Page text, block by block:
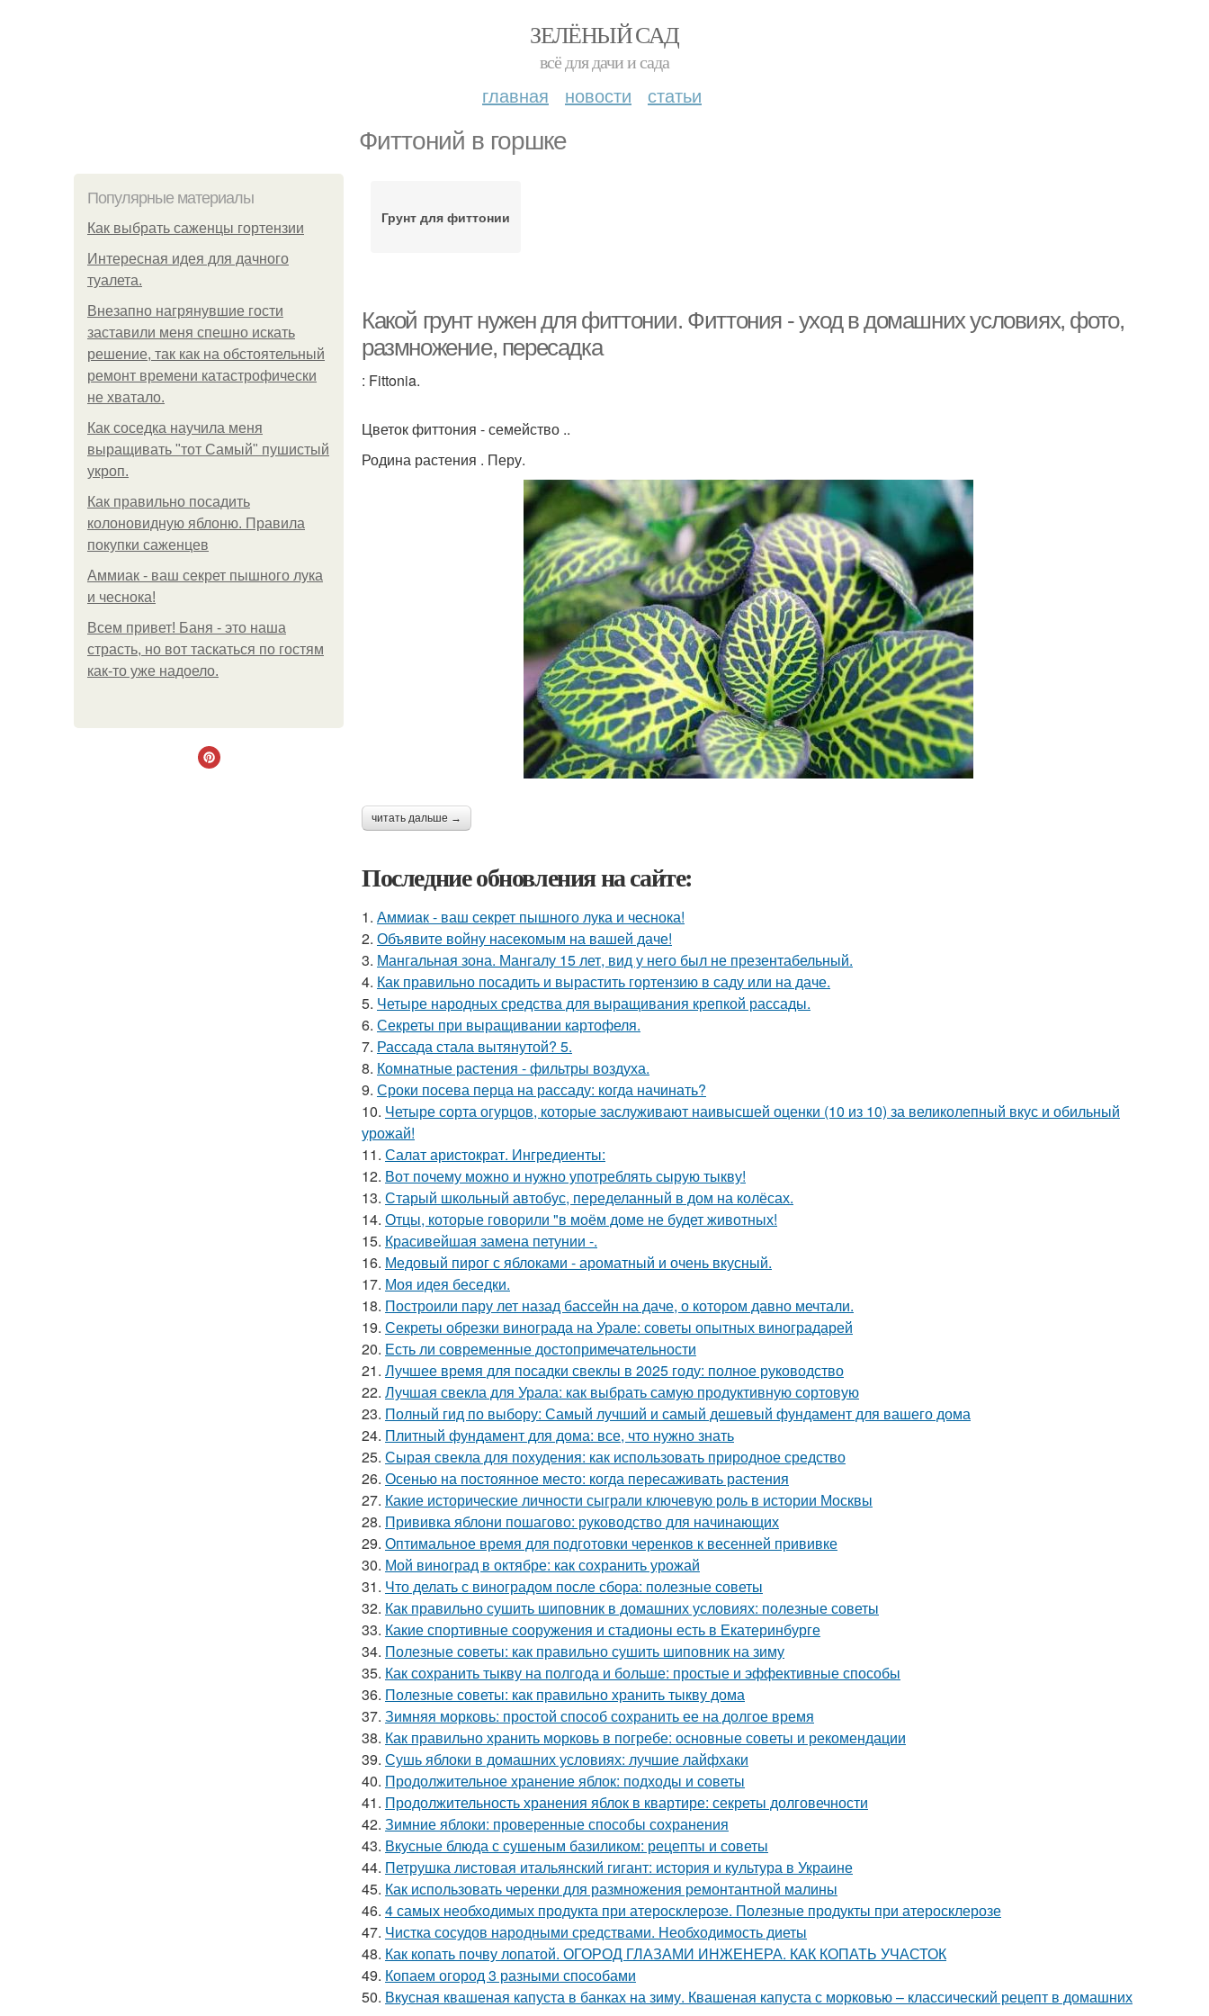
ЗЕЛЁНЫЙ САД
всё для дачи и сада
главная новости статьи
Фиттоний в горшке
Популярные материалы
Как выбрать саженцы гортензии
Интересная идея для дачного
туалета.
Внезапно нагрянувшие гости
заставили меня спешно искать
решение, так как на обстоятельный
ремонт времени катастрофически
не хватало.
Как соседка научила меня
выращивать "тот Самый" пушистый
укроп.
Как правильно посадить
колоновидную яблоню. Правила
покупки саженцев
Аммиак - ваш секрет пышного лука
и чеснока!
Всем привет! Баня - это наша
страсть, но вот таскаться по гостям
как-то уже надоело.
Грунт для фиттонии
Какой грунт нужен для фиттонии. Фиттония - уход в домашних условиях, фото,
размножение, пересадка
: Fittonia.
Цветок фиттония - семейство ..
Родина растения . Перу.
читать дальше →
Последние обновления на сайте:
1. Аммиак - ваш секрет пышного лука и чеснока!
2. Объявите войну насекомым на вашей даче!
3. Мангальная зона. Мангалу 15 лет, вид у него был не презентабельный.
4. Как правильно посадить и вырастить гортензию в саду или на даче.
5. Четыре народных средства для выращивания крепкой рассады.
6. Секреты при выращивании картофеля.
7. Рассада стала вытянутой? 5.
8. Комнатные растения - фильтры воздуха.
9. Сроки посева перца на рассаду: когда начинать?
10. Четыре сорта огурцов, которые заслуживают наивысшей оценки (10 из 10) за великолепный вкус и обильный
урожай!
11. Салат аристократ. Ингредиенты:
12. Вот почему можно и нужно употреблять сырую тыкву!
13. Старый школьный автобус, переделанный в дом на колёсах.
14. Отцы, которые говорили "в моём доме не будет животных!
15. Красивейшая замена петунии -.
16. Медовый пирог с яблоками - ароматный и очень вкусный.
17. Моя идея беседки.
18. Построили пару лет назад бассейн на даче, о котором давно мечтали.
19. Секреты обрезки винограда на Урале: советы опытных виноградарей
20. Есть ли современные достопримечательности
21. Лучшее время для посадки свеклы в 2025 году: полное руководство
22. Лучшая свекла для Урала: как выбрать самую продуктивную сортовую
23. Полный гид по выбору: Самый лучший и самый дешевый фундамент для вашего дома
24. Плитный фундамент для дома: все, что нужно знать
25. Сырая свекла для похудения: как использовать природное средство
26. Осенью на постоянное место: когда пересаживать растения
27. Какие исторические личности сыграли ключевую роль в истории Москвы
28. Прививка яблони пошагово: руководство для начинающих
29. Оптимальное время для подготовки черенков к весенней прививке
30. Мой виноград в октябре: как сохранить урожай
31. Что делать с виноградом после сбора: полезные советы
32. Как правильно сушить шиповник в домашних условиях: полезные советы
33. Какие спортивные сооружения и стадионы есть в Екатеринбурге
34. Полезные советы: как правильно сушить шиповник на зиму
35. Как сохранить тыкву на полгода и больше: простые и эффективные способы
36. Полезные советы: как правильно хранить тыкву дома
37. Зимняя морковь: простой способ сохранить ее на долгое время
38. Как правильно хранить морковь в погребе: основные советы и рекомендации
39. Сушь яблоки в домашних условиях: лучшие лайфхаки
40. Продолжительное хранение яблок: подходы и советы
41. Продолжительность хранения яблок в квартире: секреты долговечности
42. Зимние яблоки: проверенные способы сохранения
43. Вкусные блюда с сушеным базиликом: рецепты и советы
44. Петрушка листовая итальянский гигант: история и культура в Украине
45. Как использовать черенки для размножения ремонтантной малины
46. 4 самых необходимых продукта при атеросклерозе. Полезные продукты при атеросклерозе
47. Чистка сосудов народными средствами. Необходимость диеты
48. Как копать почву лопатой. ОГОРОД ГЛАЗАМИ ИНЖЕНЕРА. КАК КОПАТЬ УЧАСТОК
49. Копаем огород 3 разными способами
50. Вкусная квашеная капуста в банках на зиму. Квашеная капуста с морковью – классический рецепт в домашних